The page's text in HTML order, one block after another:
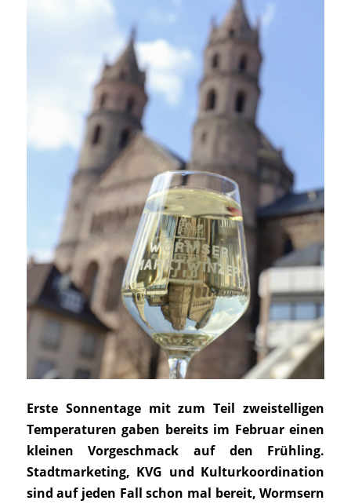
Erste Sonnentage mit zum Teil zweistelligen
Temperaturen gaben bereits im Februar einen
kleinen Vorgeschmack auf den Frühling.
Stadtmarketing, KVG und Kulturkoordination
sind auf jeden Fall schon mal bereit, Wormsern